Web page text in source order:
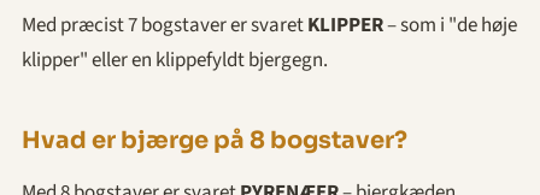
Med præcist 7 bogstaver er svaretKLIPPER– som i "de høje
klipper" eller en klippefyldt bjergegn.
Hvad er bjærge på 8 bogstaver?